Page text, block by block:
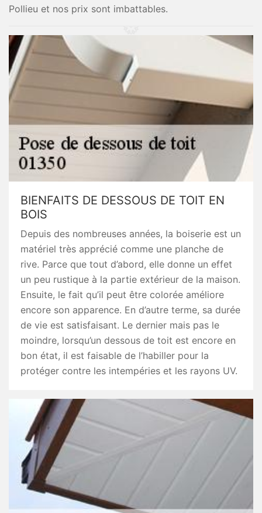
Pollieu et nos prix sont imbattables.
BIENFAITS DE DESSOUS DE TOIT EN
BOIS
Depuis des nombreuses années, la boiserie est un
matériel très apprécié comme une planche de
rive. Parce que tout d’abord, elle donne un effet
un peu rustique à la partie extérieur de la maison.
Ensuite, le fait qu’il peut être colorée améliore
encore son apparence. En d’autre terme, sa durée
de vie est satisfaisant. Le dernier mais pas le
moindre, lorsqu’un dessous de toit est encore en
bon état, il est faisable de l’habiller pour la
protéger contre les intempéries et les rayons UV.